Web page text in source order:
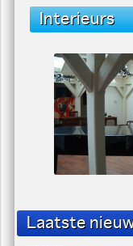
Interieurs
Laatste